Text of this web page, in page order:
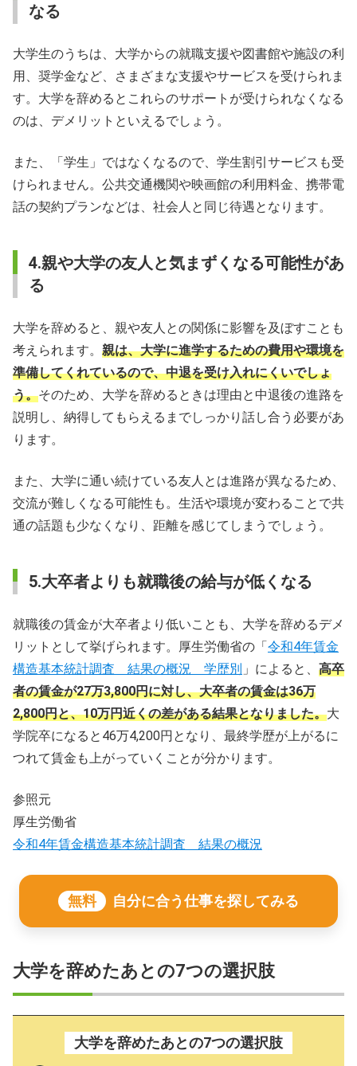
なる
大学生のうちは、大学からの就職支援や図書館や施設の利
用、奨学金など、さまざまな支援やサービスを受けられま
す。大学を辞めるとこれらのサポートが受けられなくなる
のは、デメリットといえるでしょう。
また、「学生」ではなくなるので、学生割引サービスも受
けられません。公共交通機関や映画館の利用料金、携帯電
話の契約プランなどは、社会人と同じ待遇となります。
4.親や大学の友人と気まずくなる可能性があ
る
大学を辞めると、親や友人との関係に影響を及ぼすことも
考えられます。 親は、大学に進学するための費用や環境を
準備してくれているので、中退を受け入れにくいでしょ
う。そのため、大学を辞めるときは理由と中退後の進路を
説明し、納得してもらえるまでしっかり話し合う必要があ
ります。
また、大学に通い続けている友人とは進路が異なるため、
交流が難しくなる可能性も。生活や環境が変わることで共
通の話題も少なくなり、距離を感じてしまうでしょう。
5.大卒者よりも就職後の給与が低くなる
就職後の賃金が大卒者より低いことも、大学を辞めるデメ
リットとして挙げられます。厚生労働省の「令和4年賃金
構造基本統計調査 結果の概況 学歴別 」によると、 高卒
者の賃金が27万3,800円に対し、大卒者の賃金は36万
2,800円と、10万円近くの差がある結果となりました。大
学院卒になると46万4,200円となり、最終学歴が上がるに
つれて賃金も上がっていくことが分かります。
参照元
厚生労働省
令和4年賃金構造基本統計調査 結果の概況
無料 自分に合う仕事を探してみる
大学を辞めたあとの7つの選択肢
大学を辞めたあとの7つの選択肢